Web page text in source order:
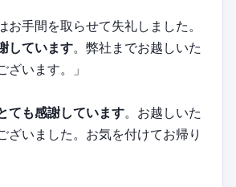
お手間を取らせて失礼しました。
しています。弊社までお越しいた
ざいます。」
ても感謝しています。お越しいた
ざいました。お気を付けてお帰り